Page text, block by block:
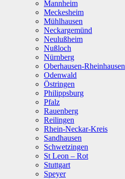
Mannheim
Meckesheim
Mühlhausen
Neckargemünd
Neulußheim
Nußloch
Nürnberg
Oberhausen-Rheinhausen
Odenwald
Östringen
Philippsburg
Pfalz
Rauenberg
Reilingen
Rhein-Neckar-Kreis
Sandhausen
Schwetzingen
St Leon – Rot
Stuttgart
Speyer